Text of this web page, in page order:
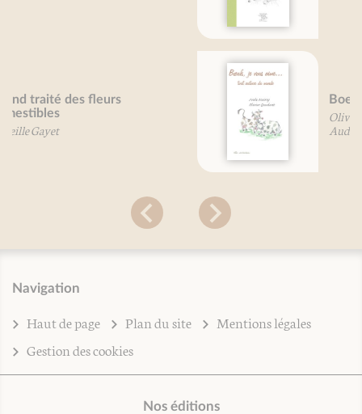
Boeufs, je vous aime...
Navigation
Haut de page Plan du site
Mentions légales
Gestion des cookies
Nos éditions